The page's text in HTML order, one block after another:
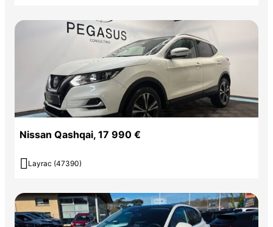
Nissan Qashqai, 17 990 €
 Layrac (47390)